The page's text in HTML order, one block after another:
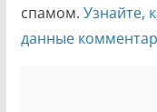
спамом. Узнайте,
данные